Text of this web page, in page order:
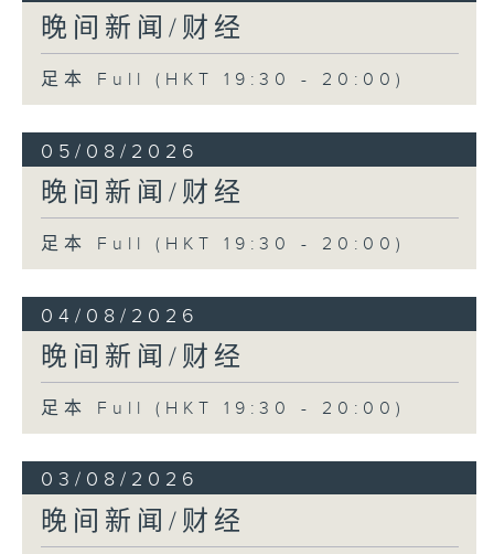
晚间新闻/财经
足本 Full (HKT 19:30 - 20:00)
05/08/2026
晚间新闻/财经
足本 Full (HKT 19:30 - 20:00)
04/08/2026
晚间新闻/财经
足本 Full (HKT 19:30 - 20:00)
03/08/2026
晚间新闻/财经